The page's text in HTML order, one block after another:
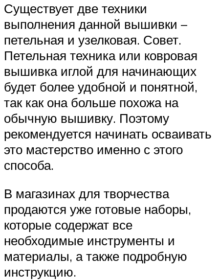
Существует две техники
выполнения данной вышивки –
петельная и узелковая. Совет.
Петельная техника или ковровая
вышивка иглой для начинающих
будет более удобной и понятной,
так как она больше похожа на
обычную вышивку. Поэтому
рекомендуется начинать осваивать
это мастерство именно с этого
способа.
В магазинах для творчества
продаются уже готовые наборы,
которые содержат все
необходимые инструменты и
материалы, а также подробную
инструкцию.